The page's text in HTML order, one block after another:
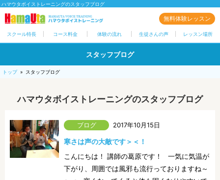
ハマウタボイストレーニングのスタッフブログ
無料体験レッスン
スクール特長 コース料金 体験の流れ 生徒さんの声 レッスン場所
スタッフブログ
トップ» スタッフブログ
ハマウタボイストレーニングのスタッフブログ
2017年10月15日
寒さは声の大敵です＞＜！
こんにちは！ 講師の葛原です！ 一気に気温が
下がり、周囲では風邪も流行っておりますね～